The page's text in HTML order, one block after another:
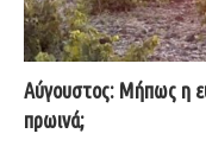
Αύγουστος: Μήπως η
πρωινά;